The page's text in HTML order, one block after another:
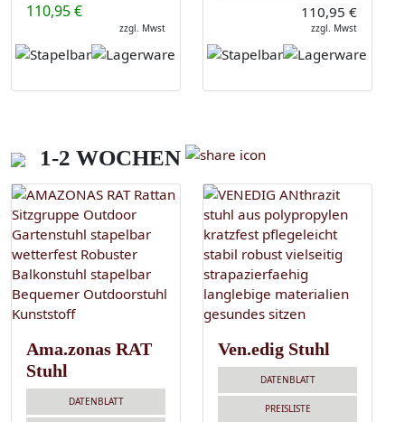
110,95 €
zzgl. Mwst
110,95 €
zzgl. Mwst
1-2 WOCHEN
Ama.zonas RAT
Stuhl
DATENBLATT
Ven.edig Stuhl
DATENBLATT
PREISLISTE